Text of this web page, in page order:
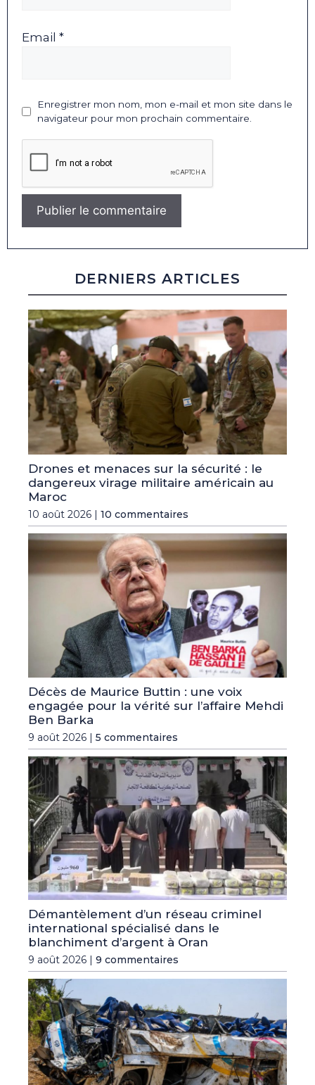
Email *
Enregistrer mon nom, mon e-mail et mon site dans le
navigateur pour mon prochain commentaire.
DERNIERS ARTICLES
Drones et menaces sur la sécurité : le
dangereux virage militaire américain au
Maroc
10 août 2026 | 10 commentaires
Décès de Maurice Buttin : une voix
engagée pour la vérité sur l’affaire Mehdi
Ben Barka
9 août 2026 | 5 commentaires
Démantèlement d’un réseau criminel
international spécialisé dans le
blanchiment d’argent à Oran
9 août 2026 | 9 commentaires